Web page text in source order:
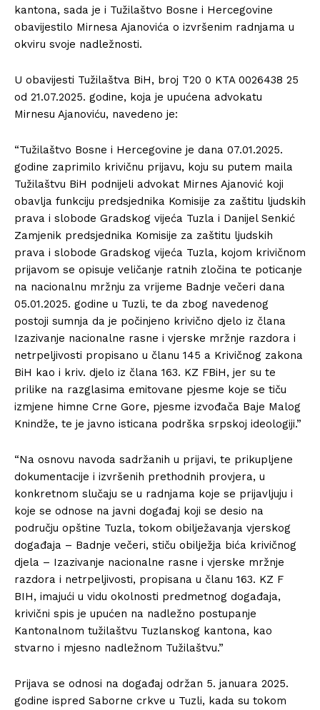
kantona, sada je i Tužilaštvo Bosne i Hercegovine
obavijestilo Mirnesa Ajanovića o izvršenim radnjama u
okviru svoje nadležnosti.
U obavijesti Tužilaštva BiH, broj T20 0 KTA 0026438 25
od 21.07.2025. godine, koja je upućena advokatu
Mirnesu Ajanoviću, navedeno je:
“Tužilaštvo Bosne i Hercegovine je dana 07.01.2025.
godine zaprimilo krivičnu prijavu, koju su putem maila
Tužilaštvu BiH podnijeli advokat Mirnes Ajanović koji
obavlja funkciju predsjednika Komisije za zaštitu ljudskih
prava i slobode Gradskog vijeća Tuzla i Danijel Senkić
Zamjenik predsjednika Komisije za zaštitu ljudskih
prava i slobode Gradskog vijeća Tuzla, kojom krivičnom
prijavom se opisuje veličanje ratnih zločina te poticanje
na nacionalnu mržnju za vrijeme Badnje večeri dana
05.01.2025. godine u Tuzli, te da zbog navedenog
postoji sumnja da je počinjeno krivično djelo iz člana
Izazivanje nacionalne rasne i vjerske mržnje razdora i
netrpeljivosti propisano u članu 145 a Krivičnog zakona
BiH kao i kriv. djelo iz člana 163. KZ FBiH, jer su te
prilike na razglasima emitovane pjesme koje se tiču
izmjene himne Crne Gore, pjesme izvođača Baje Malog
Knindže, te je javno isticana podrška srpskoj ideologiji.”
“Na osnovu navoda sadržanih u prijavi, te prikupljene
dokumentacije i izvršenih prethodnih provjera, u
konkretnom slučaju se u radnjama koje se prijavljuju i
koje se odnose na javni događaj koji se desio na
području opštine Tuzla, tokom obilježavanja vjerskog
događaja – Badnje večeri, stiču obilježja bića krivičnog
djela – Izazivanje nacionalne rasne i vjerske mržnje
razdora i netrpeljivosti, propisana u članu 163. KZ F
BIH, imajući u vidu okolnosti predmetnog događaja,
krivični spis je upućen na nadležno postupanje
Kantonalnom tužilaštvu Tuzlanskog kantona, kao
stvarno i mjesno nadležnom Tužilaštvu.”
Prijava se odnosi na događaj održan 5. januara 2025.
godine ispred Saborne crkve u Tuzli, kada su tokom